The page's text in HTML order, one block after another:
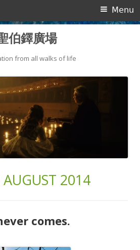
伯鐸廣場
from all walks of life
Menu
AUGUST 2014
comes.